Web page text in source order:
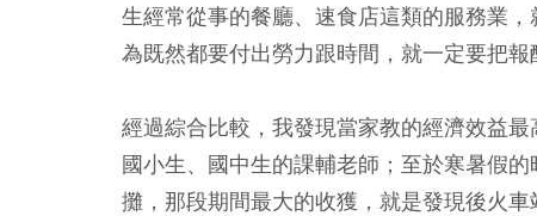
生經常從事的餐廳、速食店這類的服務業
為既然都要付出勞力跟時間，就一定要把報
經過綜合比較，我發現當家教的經濟效益
國小生、國中生的課輔老師；至於寒暑假
攤，那段期間最大的收獲，就是發現後火